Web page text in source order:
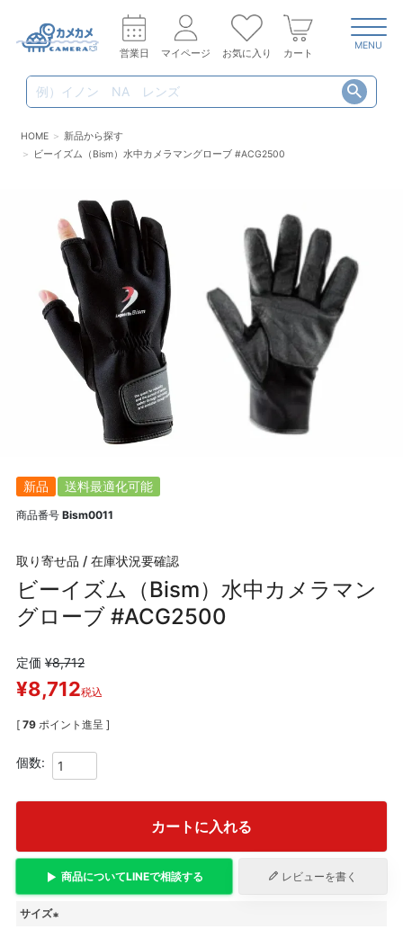
営業日 マイページ お気に入り カート
MENU
HOME
新品から探す
ビーイズム（Bism）水中カメラマングローブ #ACG2500
新品 送料最適化可能
商品番号 Bism0011
取り寄せ品 / 在庫状況要確認
ビーイズム（Bism）水中カメラマン
グローブ #ACG2500
定価 ¥8,712
¥8,712税込
[ 79 ポイント進呈 ]
カートに入れる
商品についてLINEで相談する レビューを書く
サイズ